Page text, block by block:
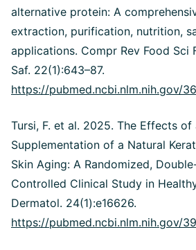
alternative protein: A
extraction, purification, nutrition,
applications. Compr Rev Food Sci
Saf. 22(1):643–87.
https://pubmed.ncbi.nlm.nih.gov/
Tursi, F. et al. 2025. The Effects of
Supplementation of a Natural
Skin Aging: A Randomized,
Controlled Clinical Study in
Dermatol. 24(1):e16626.
https://pubmed.ncbi.nlm.nih.gov/